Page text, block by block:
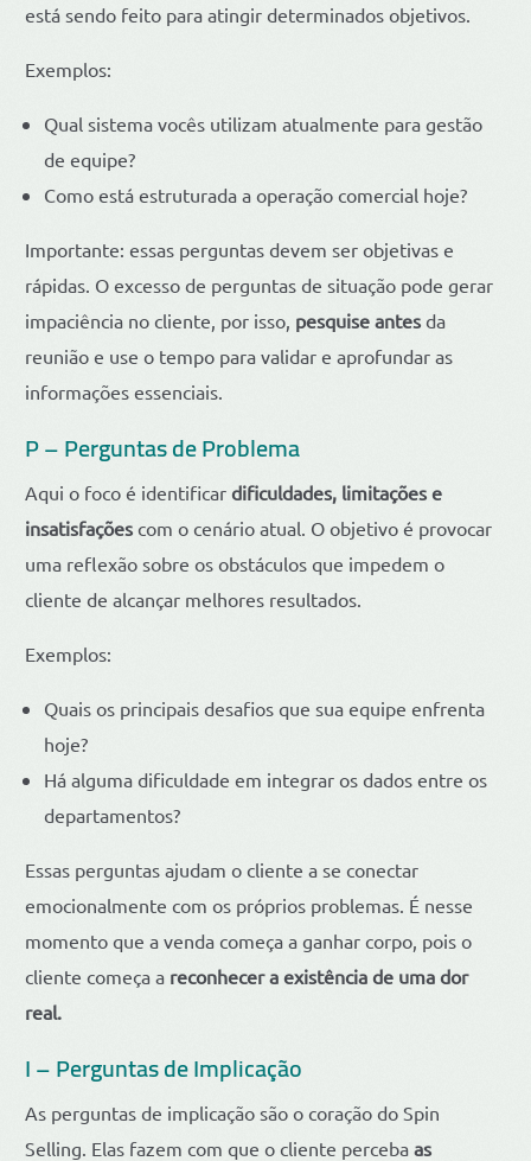
está sendo feito para atingir determinados objetivos.
Exemplos:
Qual sistema vocês utilizam atualmente para gestão
de equipe?
Como está estruturada a operação comercial hoje?
Importante: essas perguntas devem ser objetivas e
rápidas. O excesso de perguntas de situação pode gerar
impaciência no cliente, por isso, pesquise antes da
reunião e use o tempo para validar e aprofundar as
informações essenciais.
P – Perguntas de Problema
Aqui o foco é identificardificuldades, limitações e
insatisfações com o cenário atual. O objetivo é provocar
uma reflexão sobre os obstáculos que impedem o
cliente de alcançar melhores resultados.
Exemplos:
Quais os principais desafios que sua equipe enfrenta
hoje?
Há alguma dificuldade em integrar os dados entre os
departamentos?
Essas perguntas ajudam o cliente a se conectar
emocionalmente com os próprios problemas. É nesse
momento que a venda começa a ganhar corpo, pois o
cliente começa a reconhecer a existência de uma dor
real.
I – Perguntas de Implicação
As perguntas de implicação são o coração do Spin
Selling. Elas fazem com que o cliente percebaas